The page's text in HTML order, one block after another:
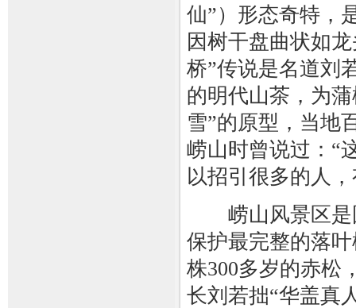
仙”）形态奇特，
因树干盘曲状如
桥”传说是名道刘
的明代山茶，为
雪”的原型，当地
崂山时曾说过：“
以招引很多的人
崂山风景区是
保护最完整的落
株300多岁的赤松
长刘若拙“华盖真